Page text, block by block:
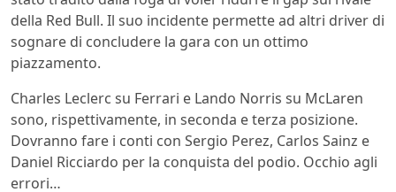
della Red Bull. Il suo incidente permette ad altri driver di
sognare di concludere la gara con un ottimo
piazzamento.
Charles Leclerc su Ferrari e Lando Norris su McLaren
sono, rispettivamente, in seconda e terza posizione.
Dovranno fare i conti con Sergio Perez, Carlos Sainz e
Daniel Ricciardo per la conquista del podio. Occhio agli
errori…